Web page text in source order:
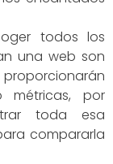
todos los
una web son
métricas, por
toda esa
compararla